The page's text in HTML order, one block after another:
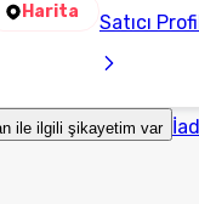
Harita Satıcı
ile ilgili şikayetim var